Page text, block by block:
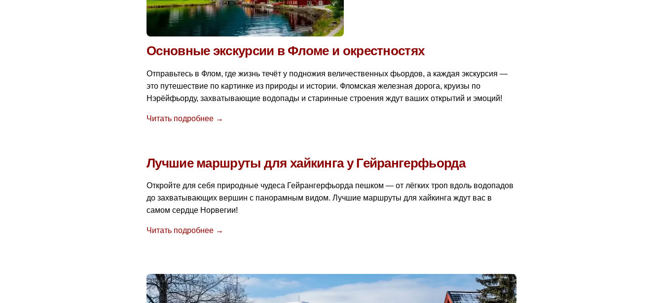
Основные экскурсии в Фломе и окрестностях
Отправьтесь в Флом, где жизнь течёт у подножия величественных фьордов, а каждая экскурсия —
это путешествие по картинке из природы и истории. Фломская железная дорога, круизы по
Нэрёйфьорду, захватывающие водопады и старинные строения ждут ваших открытий и эмоций!
Читать подробнее →
Лучшие маршруты для хайкинга у Гейрангерфьорда
Откройте для себя природные чудеса Гейрангерфьорда пешком — от лёгких троп вдоль водопадов
до захватывающих вершин с панорамным видом. Лучшие маршруты для хайкинга ждут вас в
самом сердце Норвегии!
Читать подробнее →